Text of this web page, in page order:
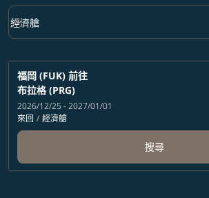
艙等 option 經濟艙 Selected
經濟艙
keyboard_arrow_down
福岡 (FUK) 前往
布拉格 (PRG)
2026/12/25 - 2027/01/01
來回 / 經濟艙
搜尋